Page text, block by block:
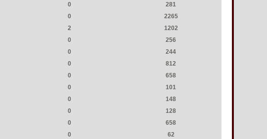
0
281
0
2265
2
1202
0
256
0
244
0
812
0
658
0
101
0
148
0
128
0
658
0
62